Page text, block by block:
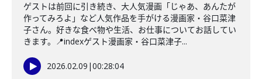
ゲストは前回に引き続き、大人気漫画「じゃあ、あんたが
作ってみろよ」など人気作品を手がける漫画家・谷口菜津
子さん。好きな食べ物や生活、お仕事についてお話してい
きます。📍indexゲスト漫画家・谷口菜津子...
2026.02.09 |00:28:04